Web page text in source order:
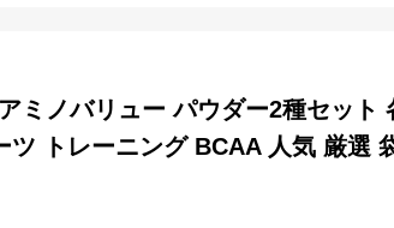
ミノバリュー パウダー2種セット
ツ トレーニング BCAA 人気 厳選